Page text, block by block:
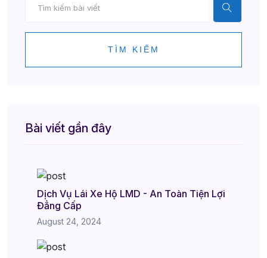
TÌM KIẾM
Bài viết gần đây
Dịch Vụ Lái Xe Hộ LMD - An Toàn Tiện Lợi
Đẳng Cấp
August 24, 2024